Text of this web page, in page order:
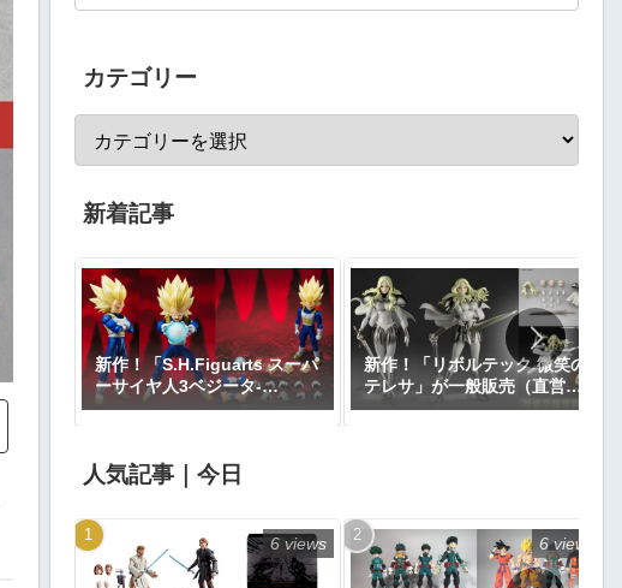
カテゴリー
新着記事
新作！「S.H.Figuarts スーパ
ーサイヤ人3ベジータ-
DAIMA-」がプレミアムバン
円｜発売日2027年1月予定
新作！「リボルテック 微笑の
テレサ」が一般販売（直営店
限定特典あり）で登場！
人気記事｜今日
6 views 6 views